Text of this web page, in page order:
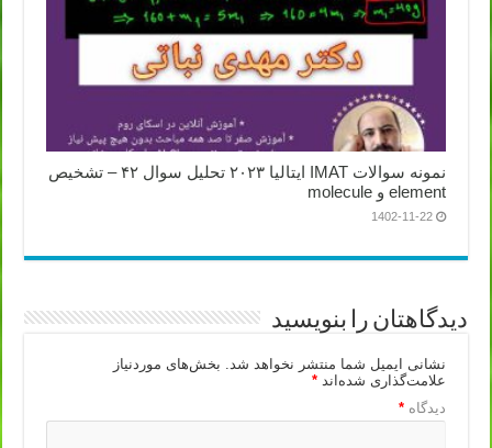
نمونه سوالات IMAT ایتالیا ۲۰۲۳ تحلیل سوال ۴۲ – تشخیص
element و molecule
1402-11-22
دیدگاهتان را بنویسید
نشانی ایمیل شما منتشر نخواهد شد. بخش‌های موردنیاز
علامت‌گذاری شده‌اند*
دیدگاه*